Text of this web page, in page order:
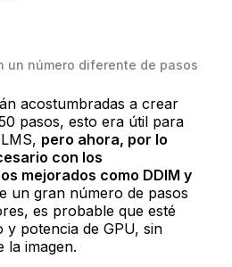
un número diferente de pasos
acostumbradas a crear
pasos, esto era útil para
pero ahora, por lo
con los
mejorados como DDIM y
un gran número de pasos
es probable que esté
y potencia de GPU, sin
la imagen.